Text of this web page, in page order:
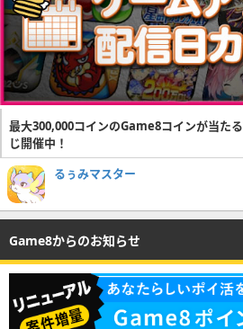
最大300,000コインのGame8コインが当た
じ開催中！
るぅみマスター
Game8からのお知らせ